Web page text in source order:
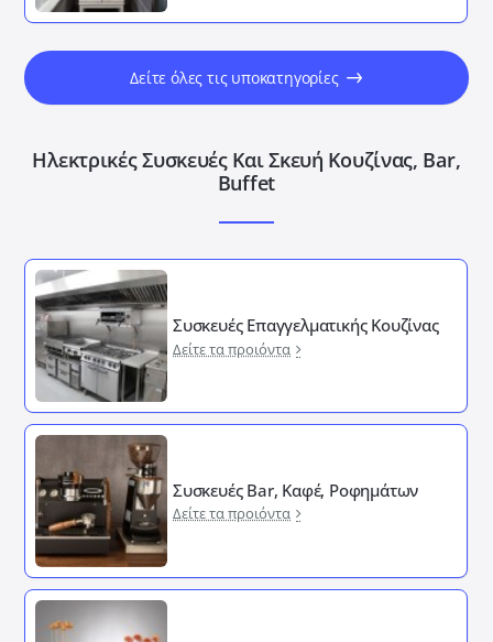
Δείτε όλες τις υποκατηγορίες
Ηλεκτρικές Συσκευές Και Σκευή Κουζίνας, Bar,
Buffet
Συσκευές Επαγγελματικής Κουζίνας
Δείτε τα προιόντα
Συσκευές Bar, Καφέ, Ροφημάτων
Δείτε τα προιόντα